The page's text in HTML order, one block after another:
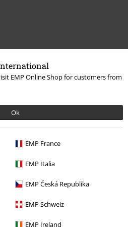
EMP Online Shop for customers from
Ok
EMP France
EMP Italia
EMP Česká Republika
EMP Schweiz
EMP Ireland
tv Star Wars
Wonen & vrije tijd
Figuren
Funko Pop!
Figuren